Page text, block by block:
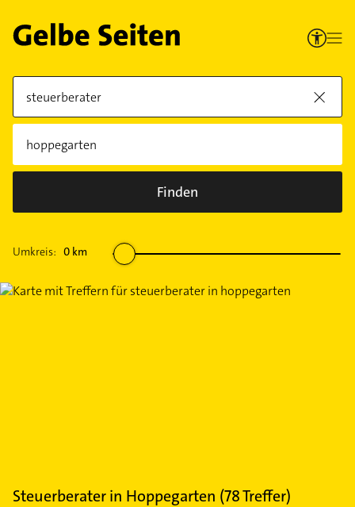
Finden
Umkreis: 0 km
Steuerberaterin Hoppegarten (78Treffer)